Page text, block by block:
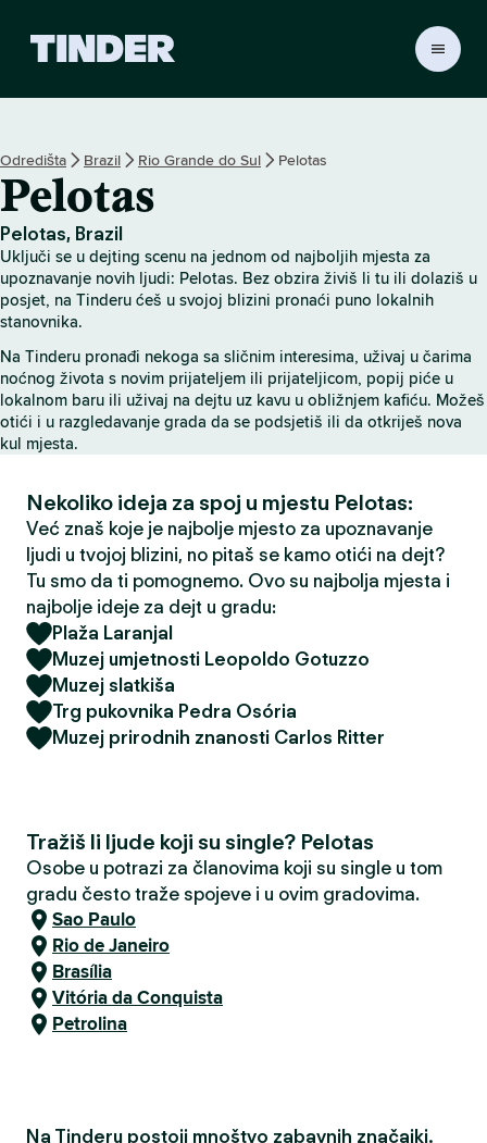
r
l
o
v
c
a
Odredišta Brazil Rio Grande do Sul Pelotas
Pelotas
Pelotas, Brazil
Uključi se u dejting scenu na jednom od najboljih mjesta za
upoznavanje novih ljudi: Pelotas. Bez obzira živiš li tu ili dolaziš u
posjet, na Tinderu ćeš u svojoj blizini pronaći puno lokalnih
stanovnika.
Na Tinderu pronađi nekoga sa sličnim interesima, uživaj u čarima
noćnog života s novim prijateljem ili prijateljicom, popij piće u
lokalnom baru ili uživaj na dejtu uz kavu u obližnjem kafiću. Možeš
otići i u razgledavanje grada da se podsjetiš ili da otkriješ nova
kul mjesta.
Nekoliko ideja za spoj u mjestu Pelotas:
Već znaš koje je najbolje mjesto za upoznavanje
ljudi u tvojoj blizini, no pitaš se kamo otići na dejt?
Tu smo da ti pomognemo. Ovo su najbolja mjesta i
najbolje ideje za dejt u gradu:
Plaža Laranjal
Muzej umjetnosti Leopoldo Gotuzzo
Muzej slatkiša
Trg pukovnika Pedra Osória
Muzej prirodnih znanosti Carlos Ritter
Tražiš li ljude koji su single? Pelotas
Osobe u potrazi za članovima koji su single u tom
gradu često traže spojeve i u ovim gradovima.
Sao Paulo
Rio de Janeiro
Brasília
Vitória da Conquista
Petrolina
Na Tinderu postoji mnoštvo zabavnih značajki.